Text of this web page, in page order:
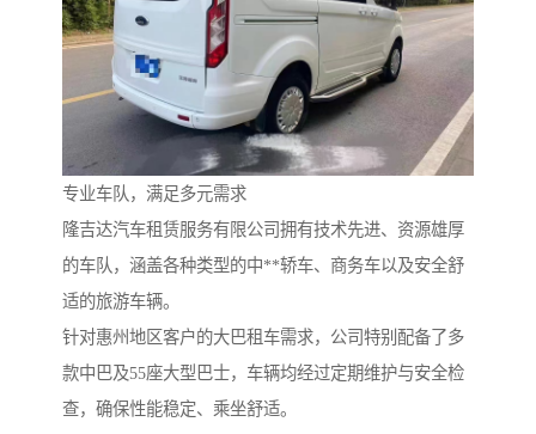
专业车队，满足多元需求
隆吉达汽车租赁服务有限公司拥有技术先进、资源雄厚
的车队，涵盖各种类型的中**轿车、商务车以及安全舒
适的旅游车辆。
针对惠州地区客户的大巴租车需求，公司特别配备了多
款中巴及55座大型巴士，车辆均经过定期维护与安全检
查，确保性能稳定、乘坐舒适。